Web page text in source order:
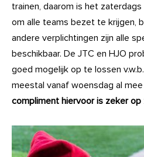
trainen, daarom is het
om alle teams bezet te krijgen,
andere verplichtingen zijn alle
beschikbaar. De JTC en HJO
goed mogelijk op te lossen
meestal vanaf woensdag al mee
compliment hiervoor is zeker op